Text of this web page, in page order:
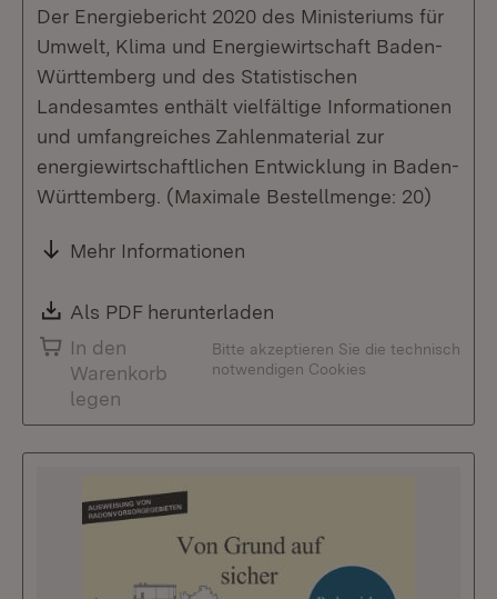
Der Energiebericht 2020 des Ministeriums für
Umwelt, Klima und Energiewirtschaft Baden-
Württemberg und des Statistischen
Landesamtes enthält vielfältige Informationen
und umfangreiches Zahlenmaterial zur
energiewirtschaftlichen Entwicklung in Baden-
Württemberg. (Maximale Bestellmenge: 20)
Mehr Informationen
Download:
Als PDF herunterladen
In den
Warenkorb
legen
Bitte akzeptieren Sie die technisch
notwendigen Cookies